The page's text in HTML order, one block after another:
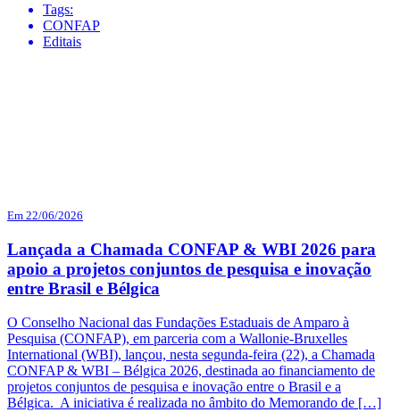
Tags:
CONFAP
Editais
Em 22/06/2026
Lançada a Chamada CONFAP & WBI 2026 para
apoio a projetos conjuntos de pesquisa e inovação
entre Brasil e Bélgica
O Conselho Nacional das Fundações Estaduais de Amparo à
Pesquisa (CONFAP), em parceria com a Wallonie-Bruxelles
International (WBI), lançou, nesta segunda-feira (22), a Chamada
CONFAP & WBI – Bélgica 2026, destinada ao financiamento de
projetos conjuntos de pesquisa e inovação entre o Brasil e a
Bélgica. A iniciativa é realizada no âmbito do Memorando de […]